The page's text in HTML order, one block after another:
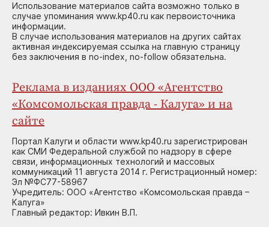
Использование материалов сайта возможно только в
случае упоминания www.kp40.ru как первоисточника
информации.
В случае использования материалов на других сайтах
активная индексируемая ссылка на главную страницу
без заключения в no-index, no-follow обязательна.
Реклама в изданиях ООО «Агентство
«Комсомольская правда - Калуга» и на
сайте
Портал Калуги и области www.kp40.ru зарегистрирован
как СМИ Федеральной службой по надзору в сфере
связи, информационных технологий и массовых
коммуникаций 11 августа 2014 г. Регистрационный номер:
Эл №ФС77-58967
Учредитель: ООО «Агентство «Комсомольская правда –
Калуга»
Главный редактор: Ивкин В.П.